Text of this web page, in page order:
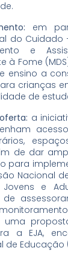
em
do Cuidado
e
à Fome
ensino a
crianças
de
a
de dar
para
Nacional
e
de
uma
a EJA,
de Educação